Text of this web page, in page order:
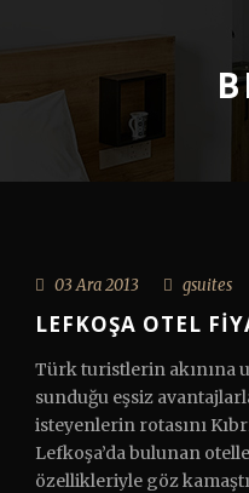
03 Ara 2013 gsuites
LEFKOŞA OTEL
Türk turistlerin akınına
sunduğu eşsiz
isteyenlerin rotasını
Lefkoşa’da bulunan
özellikleriyle göz